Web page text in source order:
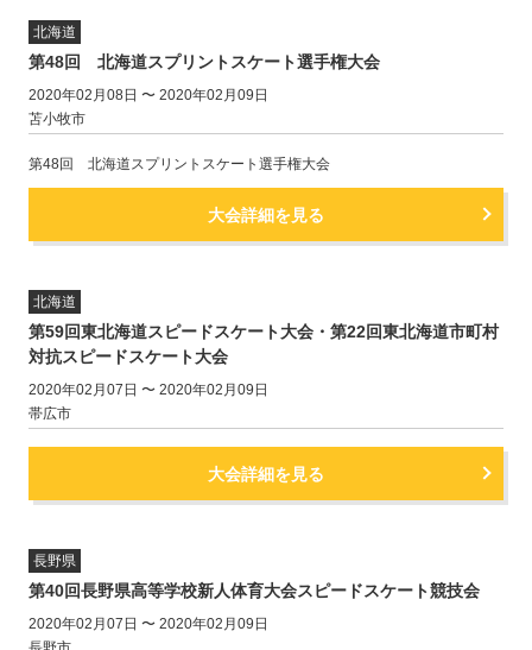
北海道
第48回 北海道スプリントスケート選手権大会
2020年02月08日 〜 2020年02月09日
苫小牧市
第48回 北海道スプリントスケート選手権大会
大会詳細を見る
北海道
第59回東北海道スピードスケート大会・第22回東北海道市町村
対抗スピードスケート大会
2020年02月07日 〜 2020年02月09日
帯広市
大会詳細を見る
長野県
第40回長野県高等学校新人体育大会スピードスケート競技会
2020年02月07日 〜 2020年02月09日